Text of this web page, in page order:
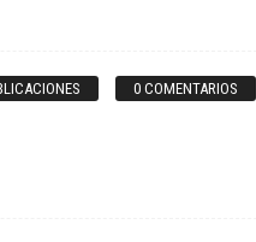
0 COMENTARIOS